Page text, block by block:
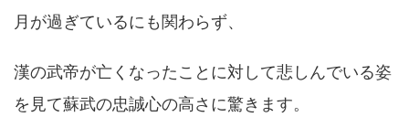
月が過ぎているにも関わらず、
漢の武帝が亡くなったことに対して悲しんでいる姿
を見て蘇武の忠誠心の高さに驚きます。